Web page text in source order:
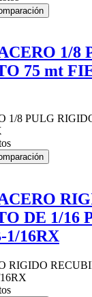
1/8
75 mt
1/8 PULG
DE 1/16
1/16RX
RIGIDO